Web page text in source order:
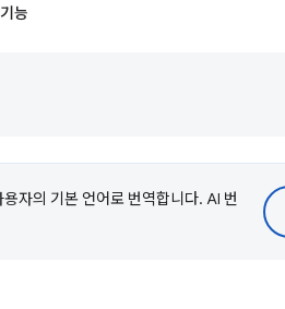
능
자의 기본 언어로 번역합니다. AI 번